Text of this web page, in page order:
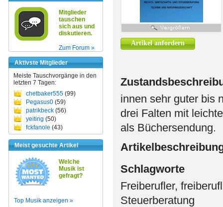
Mitglieder
tauschen
sich aus und
diskutieren.
Zum Forum »
Aktivste Mitglieder
Meiste Tauschvorgänge in den
letzten 7 Tagen:
chetbaker555 (99)
Pegasus0 (59)
patrikbeck (56)
yeiting (50)
fckfanole (43)
Meist gesuchte Artikel
Welche
Musik ist
gefragt?
Top Musik anzeigen »
Artikel anfordern
innen sehr guter bis
drei Falten mit
als Büchersendung.
Schlagworte
Freiberufler,
Steuerberatung